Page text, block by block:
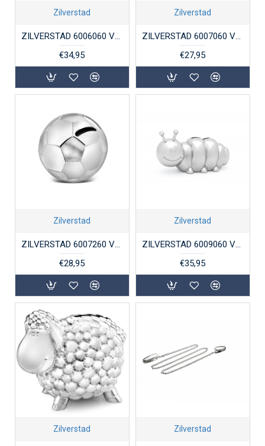
Zilverstad
ZILVERSTAD 6006060 VERZILVERDE SPAARPOT POES
€34,95
Zilverstad
ZILVERSTAD 6007060 VERZILVERD SPAARPOT MELKBUS
€27,95
Zilverstad
ZILVERSTAD 6007260 VERZILVERDE SPAARPOT VOETBAL
€28,95
Zilverstad
ZILVERSTAD 6009060 VERZILVERDE SPAARPOT RUPS
€35,95
Zilverstad Zilverstad